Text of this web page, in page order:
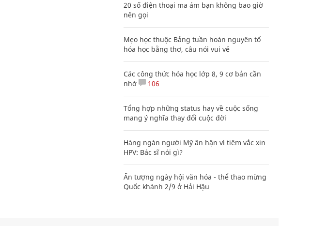
20 số điện thoại ma ám bạn không bao giờ
nên gọi
Mẹo học thuộc Bảng tuần hoàn nguyên tố
hóa học bằng thơ, câu nói vui vẻ
Các công thức hóa học lớp 8, 9 cơ bản cần
nhớ
106
Tổng hợp những status hay về cuộc sống
mang ý nghĩa thay đổi cuộc đời
Hàng ngàn người Mỹ ân hận vì tiêm vắc xin
HPV: Bác sĩ nói gì?
Ấn tượng ngày hội văn hóa - thể thao mừng
Quốc khánh 2/9 ở Hải Hậu